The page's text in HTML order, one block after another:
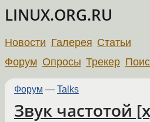
LINUX.ORG.RU
Новости Галерея Статьи
Форум Опросы Трекер
Форум — Talks
Звук частотой